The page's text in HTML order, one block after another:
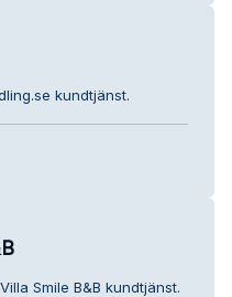
kundtjänst.
Smile B&B kundtjänst.